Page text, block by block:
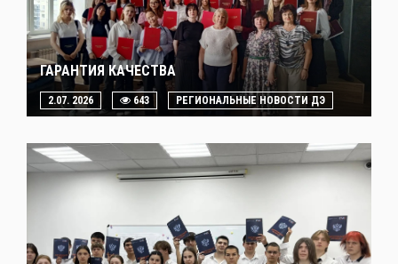
ГАРАНТИЯ КАЧЕСТВА
2.07. 2026 643 РЕГИОНАЛЬНЫЕ НОВОСТИ ДЭ